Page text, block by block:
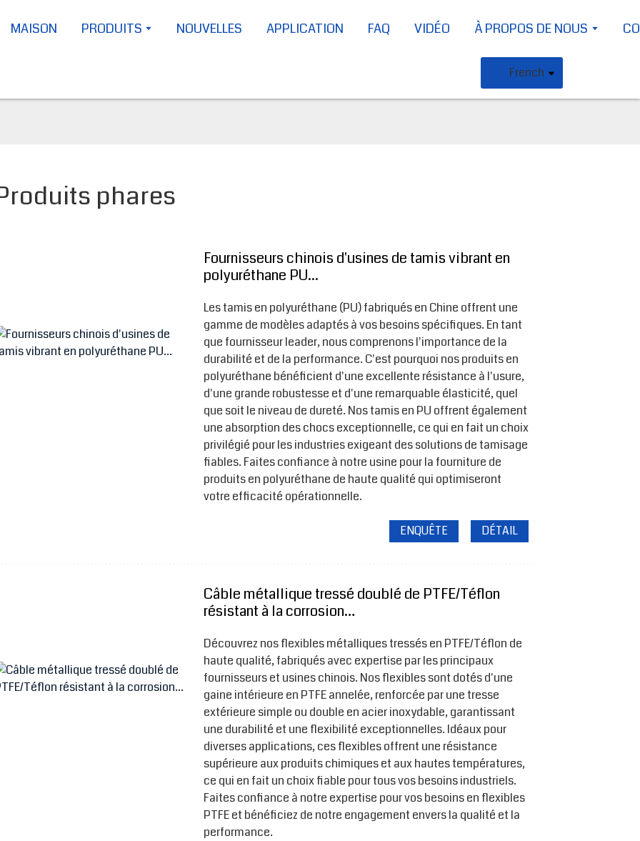
MAISON PRODUITS NOUVELLES APPLICATION FAQ VIDÉO À PROPOS DE NOUS
French
phares
Fournisseurs chinois d'usines de tamis vibrant en
polyuréthane PU...
Les tamis en polyuréthane (PU) fabriqués en Chine offrent une
gamme de modèles adaptés à vos besoins spécifiques. En tant
que fournisseur leader, nous comprenons l'importance de la
durabilité et de la performance. C'est pourquoi nos produits en
polyuréthane bénéficient d'une excellente résistance à l'usure,
d'une grande robustesse et d'une remarquable élasticité, quel
que soit le niveau de dureté. Nos tamis en PU offrent également
une absorption des chocs exceptionnelle, ce qui en fait un choix
privilégié pour les industries exigeant des solutions de tamisage
fiables. Faites confiance à notre usine pour la fourniture de
produits en polyuréthane de haute qualité qui optimiseront
votre efficacité opérationnelle.
ENQUÊTE DÉTAIL
Câble métallique tressé doublé de PTFE/Téflon
résistant à la corrosion…
Découvrez nos flexibles métalliques tressés en PTFE/Téflon de
haute qualité, fabriqués avec expertise par les principaux
fournisseurs et usines chinois. Nos flexibles sont dotés d'une
gaine intérieure en PTFE annelée, renforcée par une tresse
extérieure simple ou double en acier inoxydable, garantissant
une durabilité et une flexibilité exceptionnelles. Idéaux pour
diverses applications, ces flexibles offrent une résistance
supérieure aux produits chimiques et aux hautes températures,
ce qui en fait un choix fiable pour tous vos besoins industriels.
Faites confiance à notre expertise pour vos besoins en flexibles
PTFE et bénéficiez de notre engagement envers la qualité et la
performance.